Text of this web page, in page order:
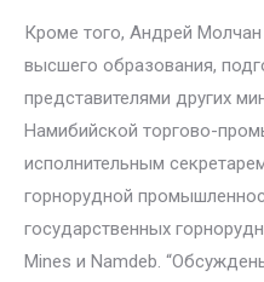
Кроме того, Андрей
высшего образования,
представителями других
Намибийской торгово-
исполнительным
горнорудной
государственных
Mines и Namdeb.